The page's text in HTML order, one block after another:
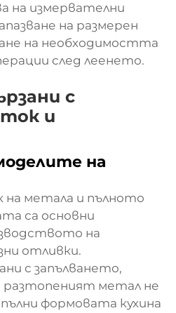
на измервателни
на размерен
на необходимостта
след леенето.
с
и
на
метала и пълното
са основни
на
отливки.
с запълването,
разтопеният метал не
формовата кухина